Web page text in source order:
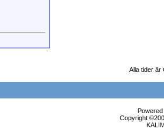
Alla tider är
Copyright